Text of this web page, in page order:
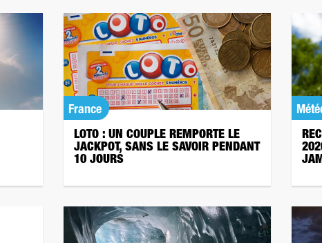
France
LOTO : UN COUPLE REMPORTE LE
JACKPOT, SANS LE SAVOIR PENDANT
10 JOURS